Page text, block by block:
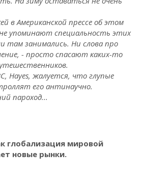
в Американской прессе об этом
упоминают специальность этих
там занимались. Ни слова про
- просто спасают каких-то
Hayes, жалуется, что глупые
его антинаучно.
пароход...
глобализация мировой
новые рынки.